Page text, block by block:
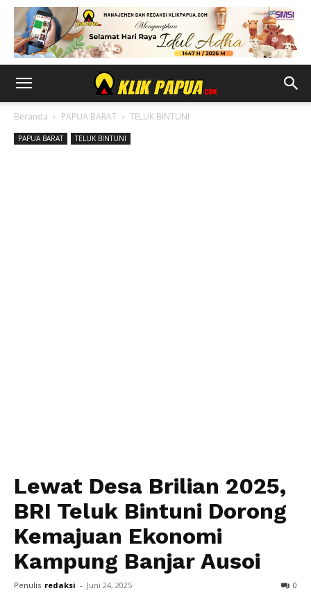
Beranda PAPUA BARAT TELUK BINTUNI
PAPUA BARAT TELUK BINTUNI
Lewat Desa Brilian 2025,
BRI Teluk Bintuni Dorong
Kemajuan Ekonomi
Kampung Banjar Ausoi
Penulis redaksi - Juni 24, 2025 0